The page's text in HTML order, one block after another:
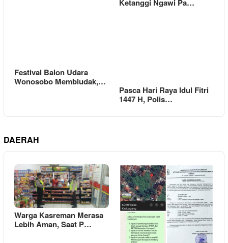
Ketanggi Ngawi Pa…
Festival Balon Udara
Wonosobo Membludak,…
Pasca Hari Raya Idul Fitri
1447 H, Polis…
DAERAH
Warga Kasreman Merasa
Lebih Aman, Saat P…